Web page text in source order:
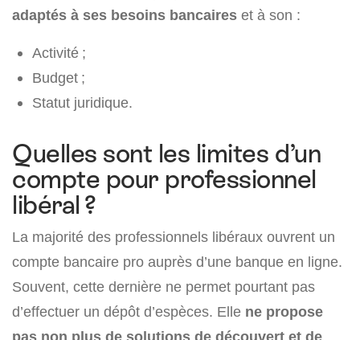
adaptés à ses besoins bancaires et à son :
Activité ;
Budget ;
Statut juridique.
Quelles sont les limites d’un
compte pour professionnel
libéral ?
La majorité des professionnels libéraux ouvrent un
compte bancaire pro auprès d’une banque en ligne.
Souvent, cette dernière ne permet pourtant pas
d’effectuer un dépôt d’espèces. Elle ne propose
pas non plus de solutions de découvert et de